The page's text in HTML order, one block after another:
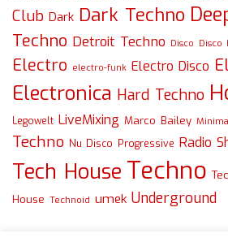
Club Dark Dark Techno
Techno Detroit Techno Disco Disco
Electro electro-funk Electro Disco
Electronica Hard Techno
Legowelt LiveMixing Marco Bailey
Techno Nu Disco Progressive Radio
Tech House Techno
House Technoid umek Underground